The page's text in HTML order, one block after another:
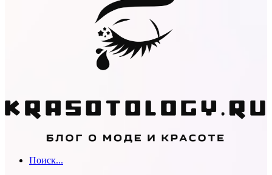
Поиск...